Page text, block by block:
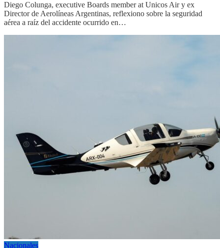
Diego Colunga, executive Boards member at Unicos Air y ex
Director de Aerolíneas Argentinas, reflexiono sobre la seguridad
aérea a raíz del accidente ocurrido en…
Nacionales